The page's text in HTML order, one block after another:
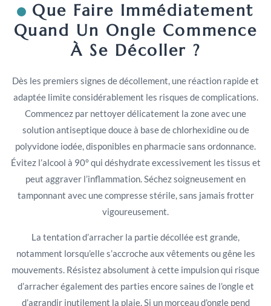
Que Faire Immédiatement
Quand Un Ongle Commence
À Se Décoller ?
Dès les premiers signes de décollement, une réaction rapide et
adaptée limite considérablement les risques de complications.
Commencez par nettoyer délicatement la zone avec une
solution antiseptique douce à base de chlorhexidine ou de
polyvidone iodée, disponibles en pharmacie sans ordonnance.
Évitez l’alcool à 90° qui déshydrate excessivement les tissus et
peut aggraver l’inflammation. Séchez soigneusement en
tamponnant avec une compresse stérile, sans jamais frotter
vigoureusement.
La tentation d’arracher la partie décollée est grande,
notamment lorsqu’elle s’accroche aux vêtements ou gêne les
mouvements. Résistez absolument à cette impulsion qui risque
d’arracher également des parties encore saines de l’ongle et
d’agrandir inutilement la plaie. Si un morceau d’ongle pend